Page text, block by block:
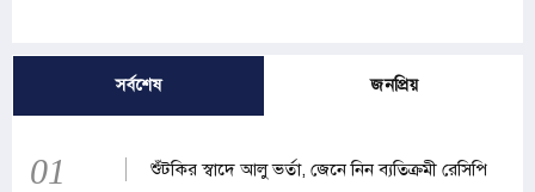
সর্বশেষ জনপ্রিয়
01 শুঁটকির স্বাদে আলু ভর্তা, জেনে নিন ব্যতিক্রমী রেসিপি